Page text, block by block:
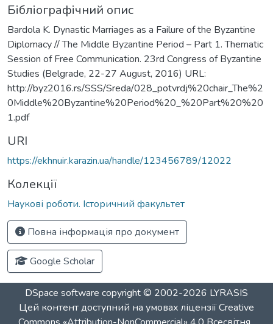
Бібліографічний опис
Bardola K. Dynastic Marriages as a Failure of the Byzantine
Diplomacy // The Middle Byzantine Period – Part 1. Thematic
Session of Free Communication. 23rd Congress of Byzantine
Studies (Belgrade, 22-27 August, 2016) URL:
http://byz2016.rs/SSS/Sreda/028_potvrdj%20chair_The%2
0Middle%20Byzantine%20Period%20_%20Part%20%20
1.pdf
URI
https://ekhnuir.karazin.ua/handle/123456789/12022
Колекції
Наукові роботи. Історичний факультет
Повна інформація про документ
Google Scholar
DSpace software copyright © 2002-2026 LYRASIS
Цей контент доступний на умовах ліцензіїCreative